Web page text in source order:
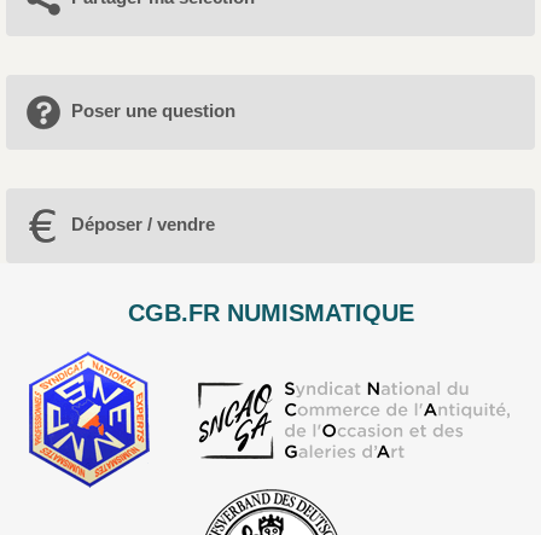
Poser une question
Déposer / vendre
CGB.FR NUMISMATIQUE